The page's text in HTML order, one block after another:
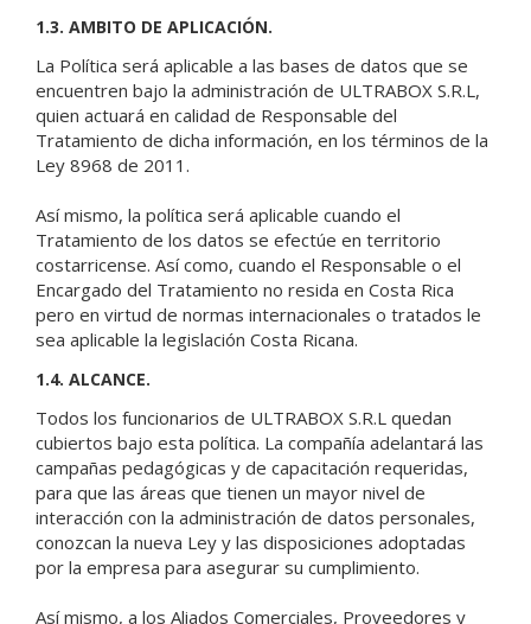
1.3. AMBITO DE APLICACIÓN.
La Política será aplicable a las bases de datos que se
encuentren bajo la administración de ULTRABOX S.R.L,
quien actuará en calidad de Responsable del
Tratamiento de dicha información, en los términos de la
Ley 8968 de 2011.
Así mismo, la política será aplicable cuando el
Tratamiento de los datos se efectúe en territorio
costarricense. Así como, cuando el Responsable o el
Encargado del Tratamiento no resida en Costa Rica
pero en virtud de normas internacionales o tratados le
sea aplicable la legislación Costa Ricana.
1.4. ALCANCE.
Todos los funcionarios de ULTRABOX S.R.L quedan
cubiertos bajo esta política. La compañía adelantará las
campañas pedagógicas y de capacitación requeridas,
para que las áreas que tienen un mayor nivel de
interacción con la administración de datos personales,
conozcan la nueva Ley y las disposiciones adoptadas
por la empresa para asegurar su cumplimiento.
Así mismo, a los Aliados Comerciales, Proveedores y